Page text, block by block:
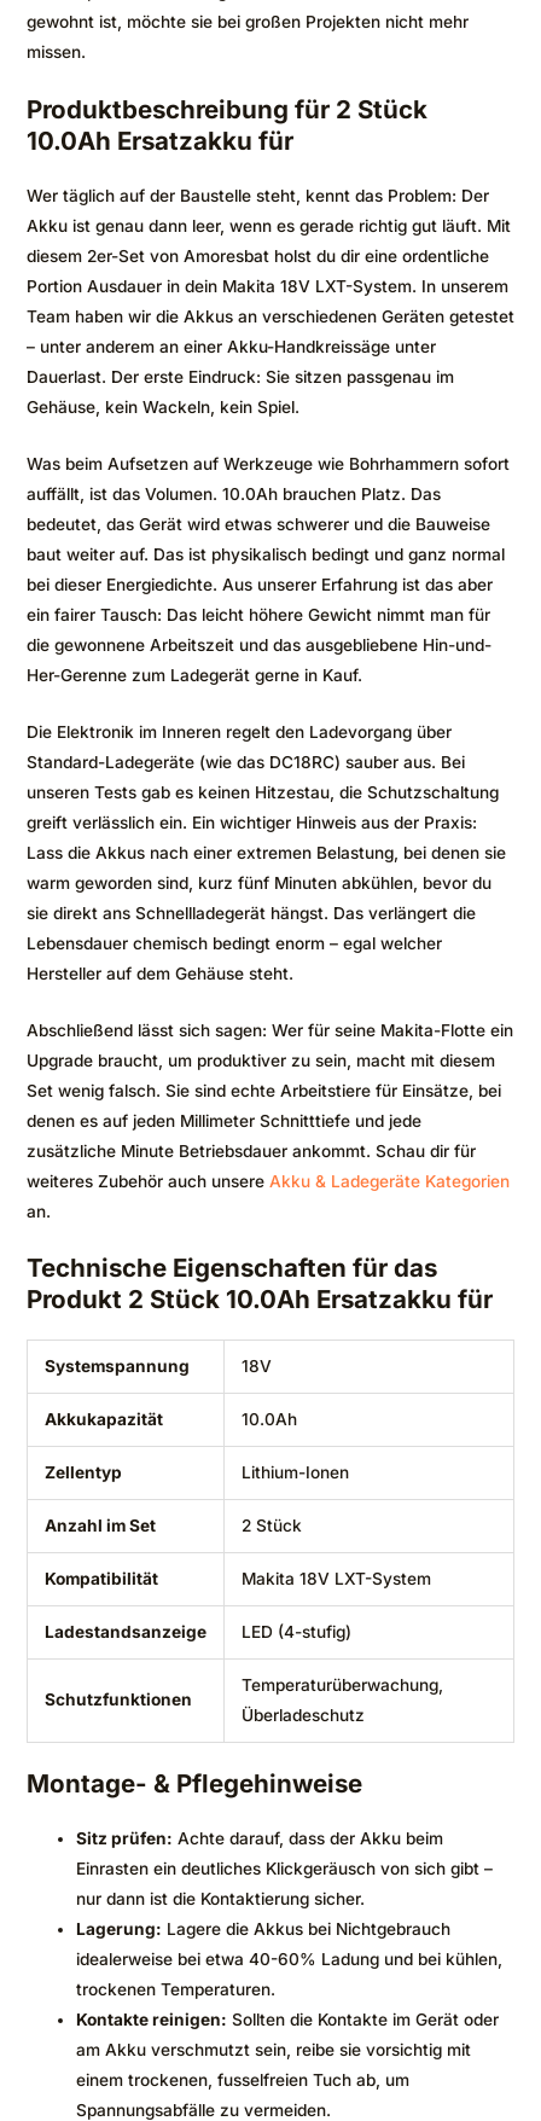
gewohnt ist, möchte sie bei großen Projekten nicht mehr
missen.
Produktbeschreibung für 2 Stück
10.0Ah Ersatzakku für
Wer täglich auf der Baustelle steht, kennt das Problem: Der
Akku ist genau dann leer, wenn es gerade richtig gut läuft. Mit
diesem 2er-Set von Amoresbat holst du dir eine ordentliche
Portion Ausdauer in dein Makita 18V LXT-System. In unserem
Team haben wir die Akkus an verschiedenen Geräten getestet
– unter anderem an einer Akku-Handkreissäge unter
Dauerlast. Der erste Eindruck: Sie sitzen passgenau im
Gehäuse, kein Wackeln, kein Spiel.
Was beim Aufsetzen auf Werkzeuge wie Bohrhammern sofort
auffällt, ist das Volumen. 10.0Ah brauchen Platz. Das
bedeutet, das Gerät wird etwas schwerer und die Bauweise
baut weiter auf. Das ist physikalisch bedingt und ganz normal
bei dieser Energiedichte. Aus unserer Erfahrung ist das aber
ein fairer Tausch: Das leicht höhere Gewicht nimmt man für
die gewonnene Arbeitszeit und das ausgebliebene Hin-und-
Her-Gerenne zum Ladegerät gerne in Kauf.
Die Elektronik im Inneren regelt den Ladevorgang über
Standard-Ladegeräte (wie das DC18RC) sauber aus. Bei
unseren Tests gab es keinen Hitzestau, die Schutzschaltung
greift verlässlich ein. Ein wichtiger Hinweis aus der Praxis:
Lass die Akkus nach einer extremen Belastung, bei denen sie
warm geworden sind, kurz fünf Minuten abkühlen, bevor du
sie direkt ans Schnellladegerät hängst. Das verlängert die
Lebensdauer chemisch bedingt enorm – egal welcher
Hersteller auf dem Gehäuse steht.
Abschließend lässt sich sagen: Wer für seine Makita-Flotte ein
Upgrade braucht, um produktiver zu sein, macht mit diesem
Set wenig falsch. Sie sind echte Arbeitstiere für Einsätze, bei
denen es auf jeden Millimeter Schnitttiefe und jede
zusätzliche Minute Betriebsdauer ankommt. Schau dir für
weiteres Zubehör auch unsere Akku & Ladegeräte Kategorien
an.
Technische Eigenschaften für das
Produkt 2 Stück 10.0Ah Ersatzakku für
Systemspannung 18V
Akkukapazität 10.0Ah
Zellentyp Lithium-Ionen
Anzahl im Set 2 Stück
Kompatibilität Makita 18V LXT-System
Ladestandsanzeige LED (4-stufig)
Schutzfunktionen
Temperaturüberwachung,
Überladeschutz
Montage- & Pflegehinweise
Sitz prüfen: Achte darauf, dass der Akku beim
Einrasten ein deutliches Klickgeräusch von sich gibt –
nur dann ist die Kontaktierung sicher.
Lagerung: Lagere die Akkus bei Nichtgebrauch
idealerweise bei etwa 40-60% Ladung und bei kühlen,
trockenen Temperaturen.
Kontakte reinigen: Sollten die Kontakte im Gerät oder
am Akku verschmutzt sein, reibe sie vorsichtig mit
einem trockenen, fusselfreien Tuch ab, um
Spannungsabfälle zu vermeiden.